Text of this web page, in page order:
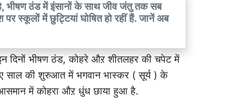
ठंड में इंसानों के साथ जीव जंतु तक सब
स्कूलों में छुट्टियां घोषित हो रहीं हैं. जानें अब
दिनों भीषण ठंड, कोहरे औऱ शीतलहर की चपेट में
साल की शुरुआत में भगवान भास्कर ( सूर्य ) के
में कोहरा औऱ धुंध छाया हुआ है.